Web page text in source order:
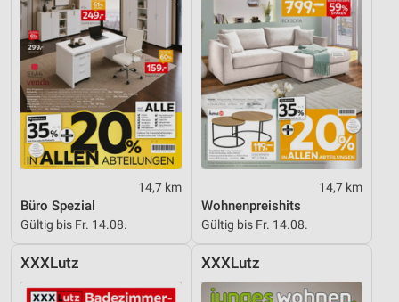
14,7 km
Büro Spezial
Gültig bis Fr. 14.08.
14,7 km
Wohnenpreishits
Gültig bis Fr. 14.08.
XXXLutz XXXLutz